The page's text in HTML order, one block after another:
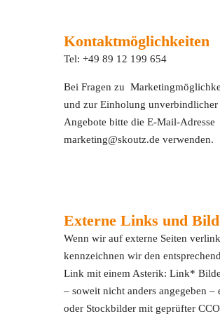
Kontaktmöglichkeiten
Tel: +49 89 12 199 654
Bei Fragen zu
und zur Einholung unverbindlicher
Angebote bitte die E-Mail-Adresse
marketing@skoutz.de verwenden.
Externe Links und
Wenn wir auf externe Seiten
kennzeichnen wir den
Link mit einem Asterik: Link*
– soweit nicht anders angegeben –
oder Stockbilder mit geprüfter